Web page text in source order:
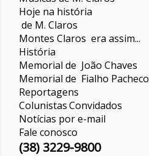
Hoje na história
de M. Claros
Montes Claros era assim...
História
Memorial de João Chaves
Memorial de Fialho Pacheco
Reportagens
ColunistasConvidados
Notícias por e-mail
Fale conosco
(38) 3229-9800